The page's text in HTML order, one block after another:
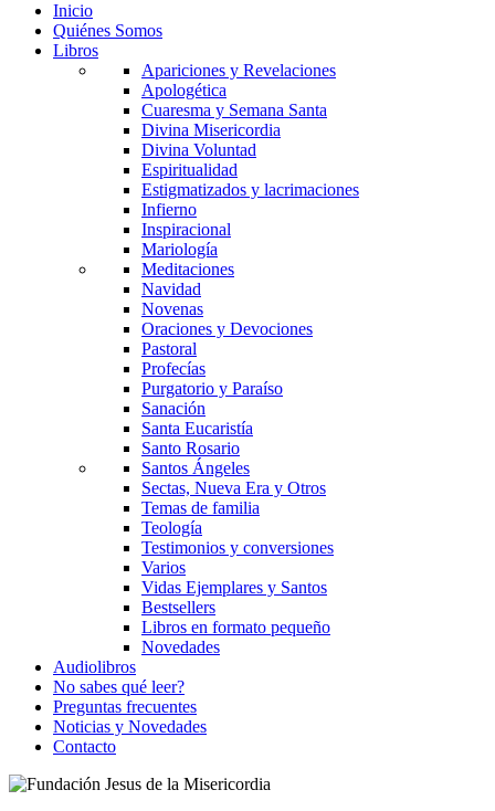
Inicio
Quiénes Somos
Libros
Apariciones y Revelaciones
Apologética
Cuaresma y Semana Santa
Divina Misericordia
Divina Voluntad
Espiritualidad
Estigmatizados y lacrimaciones
Infierno
Inspiracional
Mariología
Meditaciones
Navidad
Novenas
Oraciones y Devociones
Pastoral
Profecías
Purgatorio y Paraíso
Sanación
Santa Eucaristía
Santo Rosario
Santos Ángeles
Sectas, Nueva Era y Otros
Temas de familia
Teología
Testimonios y conversiones
Varios
Vidas Ejemplares y Santos
Bestsellers
Libros en formato pequeño
Novedades
Audiolibros
No sabes qué leer?
Preguntas frecuentes
Noticias y Novedades
Contacto